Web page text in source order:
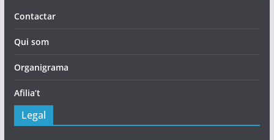
Contactar
Qui som
Organigrama
Afilia’t
Legal